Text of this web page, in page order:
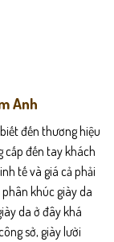
Anh
đến thương hiệu
cấp đến tay khách
tế và giá cả phải
khúc giày da
da ở đây khá
sở, giày lười